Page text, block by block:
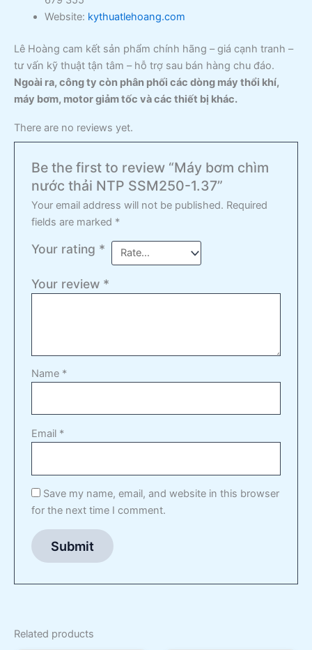
Website: kythuatlehoang.com
Lê Hoàng cam kết sản phẩm chính hãng – giá cạnh tranh –
tư vấn kỹ thuật tận tâm – hỗ trợ sau bán hàng chu đáo.
Ngoài ra, công ty còn phân phối các dòng máy thổi khí,
máy bơm, motor giảm tốc và các thiết bị khác.
There are no reviews yet.
Be the first to review “Máy bơm chìm
nước thải NTP SSM250-1.37”
Your email address will not be published. Required
fields are marked *
Your rating *
Your review *
Name *
Email *
Save my name, email, and website in this browser
for the next time I comment.
Related products